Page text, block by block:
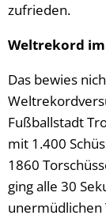
zufrieden.
Weltrekord
Das bewies
Fußballstadt
mit 1.400
1860
ging alle 30
unermüdlichen